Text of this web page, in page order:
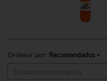
Ordenar por: Recomendados